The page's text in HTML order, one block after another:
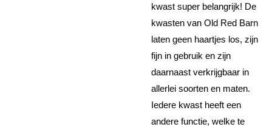
kwast super belangrijk! De
kwasten van Old Red Barn
laten geen haartjes los, zijn
fijn in gebruik en zijn
daarnaast verkrijgbaar in
allerlei soorten en maten.
Iedere kwast heeft een
andere functie, welke te